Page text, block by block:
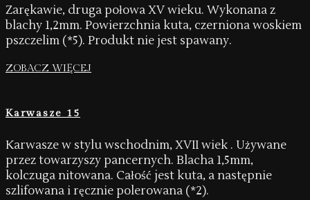
Zarękawie, druga połowa XV wieku. Wykonana z
blachy 1,2mm. Powierzchnia kuta, czerniona woskiem
pszczelim (*5). Produkt nie jest spawany.
ZOBACZ WIĘCEJ
Karwasze 15
Karwasze w stylu wschodnim, XVII wiek . Używane
przez towarzyszy pancernych. Blacha 1,5mm,
kolczuga nitowana. Całość jest kuta, a następnie
szlifowana i ręcznie polerowana (*2).